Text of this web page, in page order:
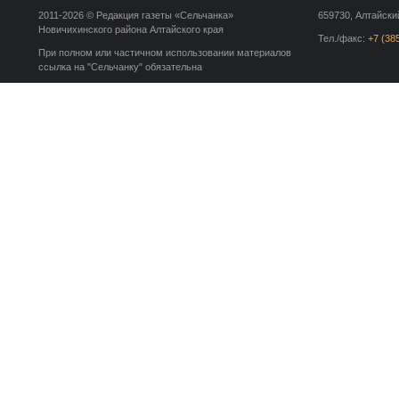
659730,
Тел./факс: +7
2011-2026 © Редакция газеты «Сельчанка»
Новичихинского района Алтайского края
При полном или частичном использовании материалов
ссылка на "Сельчанку" обязательна